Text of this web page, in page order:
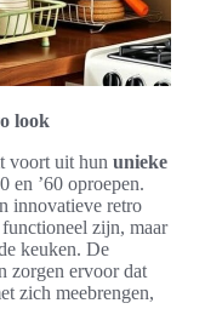
look
voort uit hun unieke
en ’60 oproepen.
innovatieve retro
zijn, maar
keuken. De
zorgen ervoor dat
zich meebrengen,